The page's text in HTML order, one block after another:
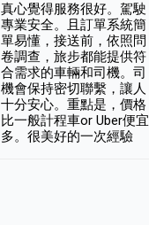
真心覺得服務很好。駕駛
專業安全。且訂單系統簡
單易懂，接送前，依照問
卷調查，旅步都能提供符
合需求的車輛和司機。司
機會保持密切聯繫，讓人
十分安心。重點是，價格
比一般計程車or Uber便宜
多。很美好的一次經驗